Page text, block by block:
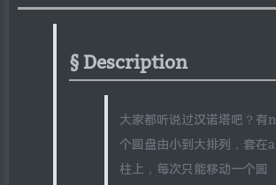
Description
大家都听说过汉诺塔吧？有n
个圆盘由小到大排列，套在a
柱上，每次只能移动一个圆